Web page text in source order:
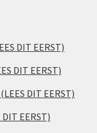
DIT EERST)
DIT EERST)
DIT EERST)
EERST)